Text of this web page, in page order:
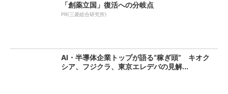
「創薬立国」復活への分岐点
PR(三菱総合研究所)
AI・半導体企業トップが語る“稼ぎ頭” キオク
シア、フジクラ、東京エレデバの見解...